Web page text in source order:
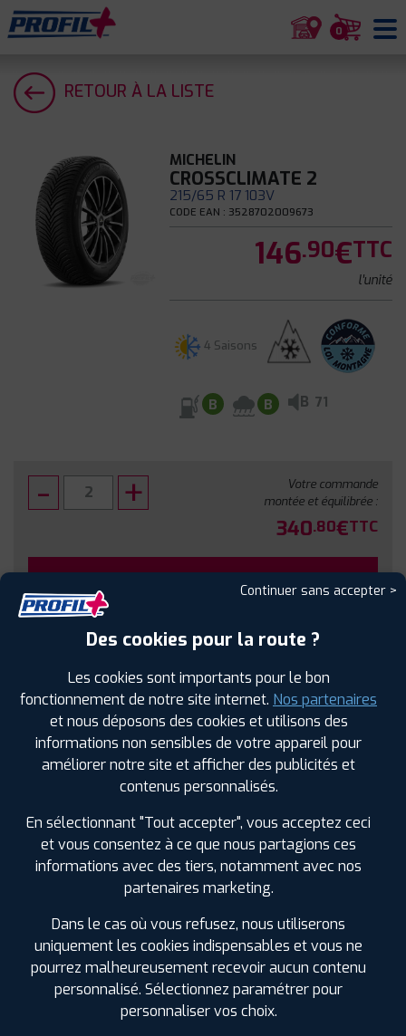
0
RETOUR À LA LISTE
MICHELIN
CROSSCLIMATE 2
215/65 R 17 103V
CODE EAN : 3528702009673
146.90€TTC
l'unité
4 Saisons
B B B 71
Votre commande
montée et équilibrée :
340.80€TTC
Sous réserve de disponibilité en agence
SPÉCIFICATIONS AVIS CLIENTS ÉTIQUETAGE
Continuer sans accepter >
Des cookies pour la route ?
Les cookies sont importants pour le bon
fonctionnement de notre site internet. Nos partenaires
et nous déposons des cookies et utilisons des
informations non sensibles de votre appareil pour
améliorer notre site et afficher des publicités et
contenus personnalisés.
En sélectionnant "Tout accepter", vous acceptez ceci
et vous consentez à ce que nous partagions ces
informations avec des tiers, notamment avec nos
partenaires marketing.
Dans le cas où vous refusez, nous utiliserons
uniquement les cookies indispensables et vous ne
pourrez malheureusement recevoir aucun contenu
personnalisé. Sélectionnez paramétrer pour
personnaliser vos choix.